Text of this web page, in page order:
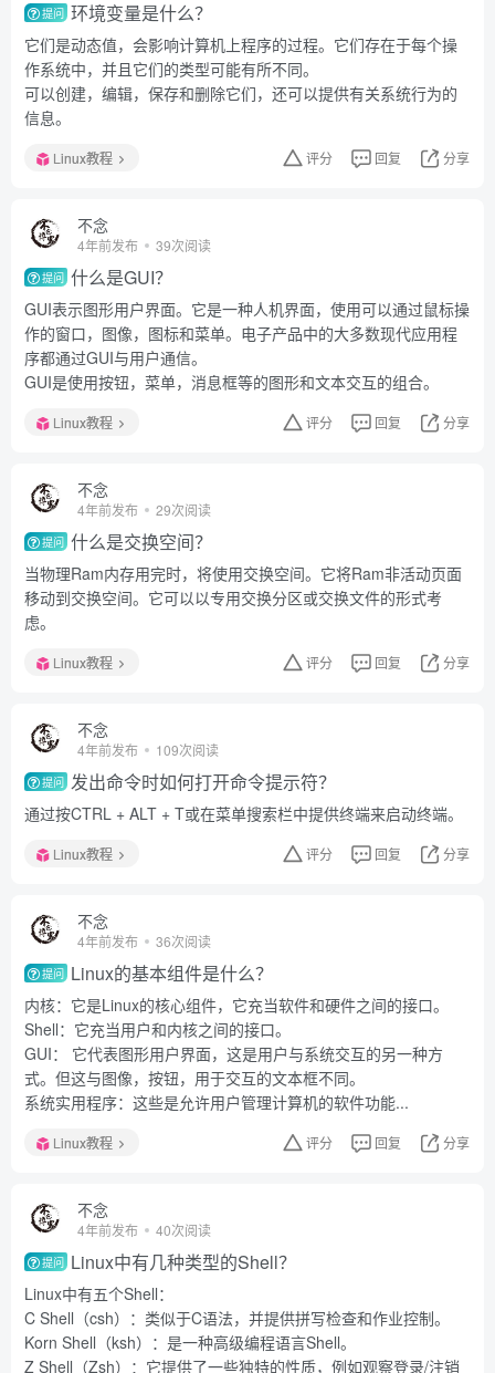
提问 环境变量是什么？
它们是动态值，会影响计算机上程序的过程。它们存在于每个操
作系统中，并且它们的类型可能有所不同。
可以创建，编辑，保存和删除它们，还可以提供有关系统行为的
信息。
Linux教程 评分 回复 分享
不念
4年前发布 39次阅读
提问 什么是GUI？
GUI表示图形用户界面。它是一种人机界面，使用可以通过鼠标操
作的窗口，图像，图标和菜单。电子产品中的大多数现代应用程
序都通过GUI与用户通信。
GUI是使用按钮，菜单，消息框等的图形和文本交互的组合。
Linux教程 评分 回复 分享
不念
4年前发布 29次阅读
提问 什么是交换空间？
当物理Ram内存用完时，将使用交换空间。它将Ram非活动页面
移动到交换空间。它可以以专用交换分区或交换文件的形式考
虑。
Linux教程 评分 回复 分享
不念
4年前发布 109次阅读
提问 发出命令时如何打开命令提示符？
通过按CTRL + ALT + T或在菜单搜索栏中提供终端来启动终端。
Linux教程 评分 回复 分享
不念
4年前发布 36次阅读
提问 Linux的基本组件是什么？
内核：它是Linux的核心组件，它充当软件和硬件之间的接口。
Shell：它充当用户和内核之间的接口。
GUI： 它代表图形用户界面，这是用户与系统交互的另一种方
式。但这与图像，按钮，用于交互的文本框不同。
系统实用程序：这些是允许用户管理计算机的软件功能...
Linux教程 评分 回复 分享
不念
4年前发布 40次阅读
提问 Linux中有几种类型的Shell？
Linux中有五个Shell：
C Shell（csh）：类似于C语法，并提供拼写检查和作业控制。
Korn Shell（ksh）：是一种高级编程语言Shell。
Z Shell（Zsh）：它提供了一些独特的性质，例如观察登录/注销